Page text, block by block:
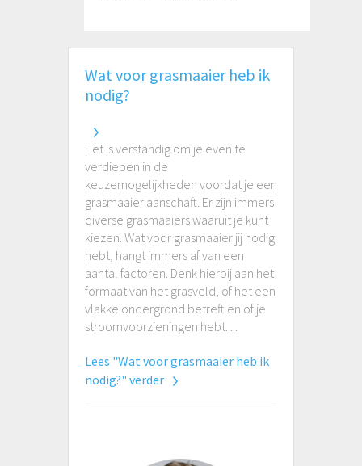
Wat voor grasmaaier heb ik
nodig?
Het is verstandig om je even te
verdiepen in de
keuzemogelijkheden voordat je een
grasmaaier aanschaft. Er zijn immers
diverse grasmaaiers waaruit je kunt
kiezen. Wat voor grasmaaier jij nodig
hebt, hangt immers af van een
aantal factoren. Denk hierbij aan het
formaat van het grasveld, of het een
vlakke ondergrond betreft en of je
stroomvoorzieningen hebt. ...
Lees "Wat voor grasmaaier heb ik
nodig?" verder